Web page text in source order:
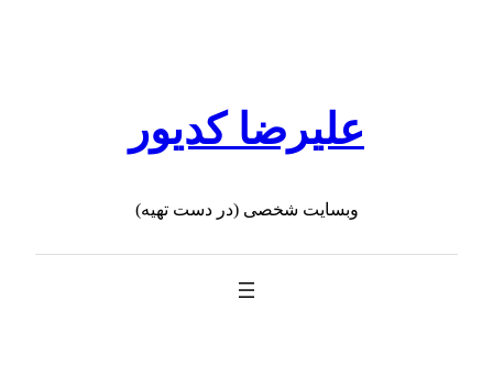
علیرضا کدیور
وبسایت شخصی (در دست تهیه)